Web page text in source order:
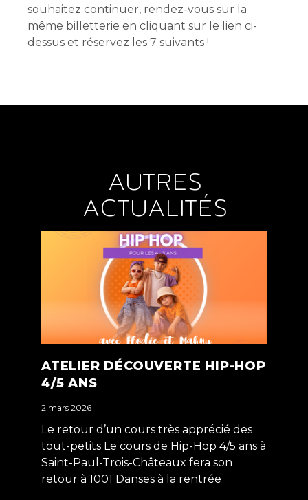
souhaitez continuer, rendez-vous sur la
même billetterie en cliquant sur le lien ci-
dessus et réservez les 7 suivants !
AUTRES
ACTUALITÉS
ATELIER DÉCOUVERTE HIP-HOP
4/5 ANS
2 mars 2026
Le retour d’un cours très apprécié des
tout-petits Le cours de Hip-Hop 4/5 ans à
Saint-Paul-Trois-Châteaux fera son
retour à 1001 Danses à la rentrée